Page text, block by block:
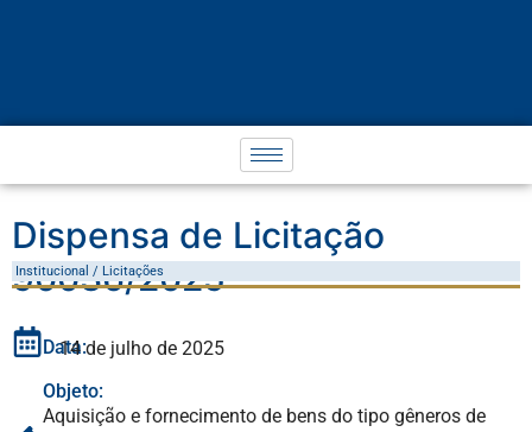
Dispensa de Licitação
90036/2025
Institucional / Licitações
Data:
14 de julho de 2025
Objeto:
Aquisição e fornecimento de bens do tipo gêneros de